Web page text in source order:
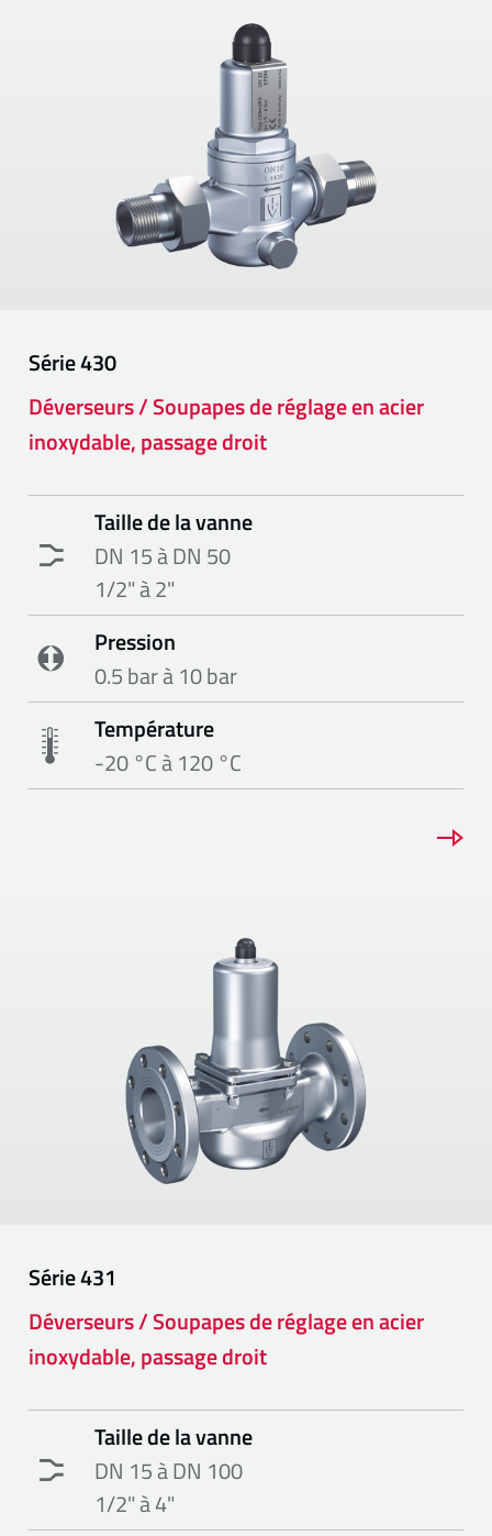
Série430
Déverseurs / Soupapes de réglage en acier
inoxydable, passage droit
Taille de la vanne
DN 15 à DN 50
1/2" à 2"
Pression
0.5 bar à 10 bar
Température
-20 °C à 120 °C
Série431
Déverseurs / Soupapes de réglage en acier
inoxydable, passage droit
Taille de la vanne
DN 15 à DN 100
1/2" à 4"